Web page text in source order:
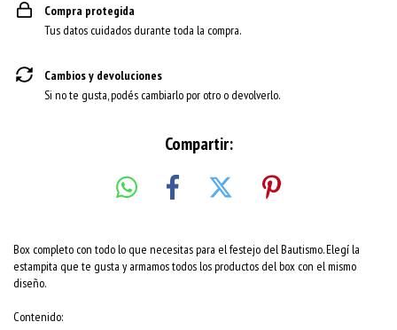
Compra protegida
Tus datos cuidados durante toda la compra.
Cambios y devoluciones
Si no te gusta, podés cambiarlo por otro o devolverlo.
Compartir:
Box completo con todo lo que necesitas para el festejo del Bautismo. Elegí la
estampita que te gusta y armamos todos los productos del box con el mismo
diseño.
Contenido: